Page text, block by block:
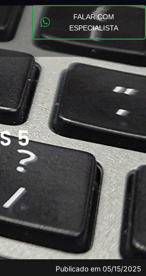
FALAR COM
ESPECIALISTA
5
Publicado em 05/15/2025